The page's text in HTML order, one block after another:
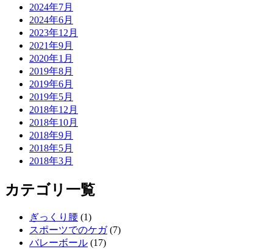
2024年7月
2024年6月
2023年12月
2021年9月
2020年1月
2019年8月
2019年6月
2019年5月
2018年12月
2018年10月
2018年9月
2018年5月
2018年3月
カテゴリ一覧
ぎっくり腰 (1)
スポーツでのケガ(7)
バレーボール (17)